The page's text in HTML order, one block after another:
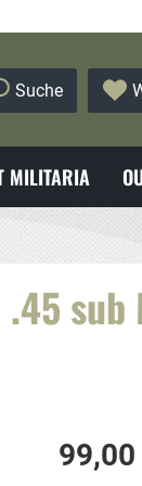
Suche
MILITARIA
.45